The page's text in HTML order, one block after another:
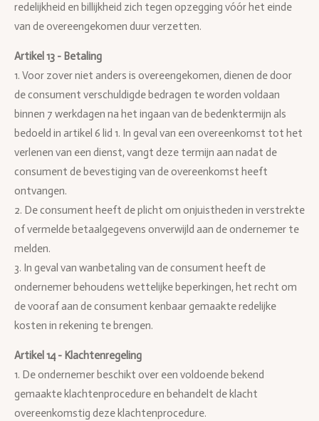
redelijkheid en billijkheid zich tegen opzegging vóór het einde
van de overeengekomen duur verzetten.
Artikel 13 - Betaling
1. Voor zover niet anders is overeengekomen, dienen de door
de consument verschuldigde bedragen te worden voldaan
binnen 7 werkdagen na het ingaan van de bedenktermijn als
bedoeld in artikel 6 lid 1. In geval van een overeenkomst tot het
verlenen van een dienst, vangt deze termijn aan nadat de
consument de bevestiging van de overeenkomst heeft
ontvangen.
2. De consument heeft de plicht om onjuistheden in verstrekte
of vermelde betaalgegevens onverwijld aan de ondernemer te
melden.
3. In geval van wanbetaling van de consument heeft de
ondernemer behoudens wettelijke beperkingen, het recht om
de vooraf aan de consument kenbaar gemaakte redelijke
kosten in rekening te brengen.
Artikel 14 - Klachtenregeling
1. De ondernemer beschikt over een voldoende bekend
gemaakte klachtenprocedure en behandelt de klacht
overeenkomstig deze klachtenprocedure.